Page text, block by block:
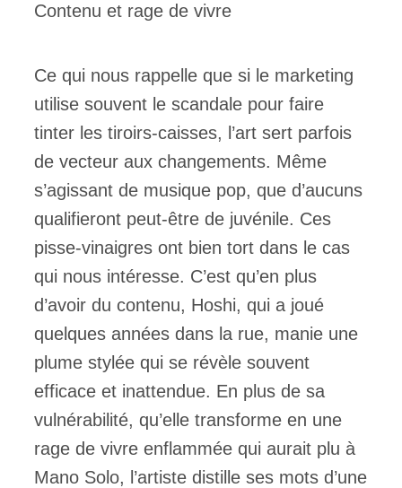
Contenu et rage de vivre
Ce qui nous rappelle que si le marketing
utilise souvent le scandale pour faire
tinter les tiroirs-caisses, l’art sert parfois
de vecteur aux changements. Même
s’agissant de musique pop, que d’aucuns
qualifieront peut-être de juvénile. Ces
pisse-vinaigres ont bien tort dans le cas
qui nous intéresse. C’est qu’en plus
d’avoir du contenu, Hoshi, qui a joué
quelques années dans la rue, manie une
plume stylée qui se révèle souvent
efficace et inattendue. En plus de sa
vulnérabilité, qu’elle transforme en une
rage de vivre enflammée qui aurait plu à
Mano Solo, l’artiste distille ses mots d’une